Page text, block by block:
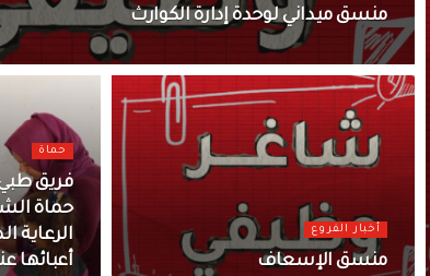
منسق ميداني لوحدة إدارة الكوارث
أخبار الفروع
منسق الإسعاف
حماة
حماة
الرعاية
أعبائها